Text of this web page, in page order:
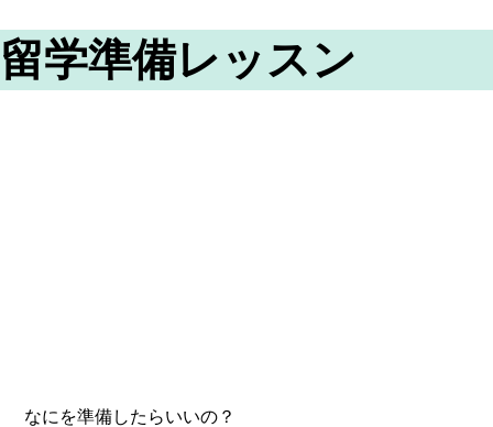
留学準備レッスン
なにを準備したらいいの？